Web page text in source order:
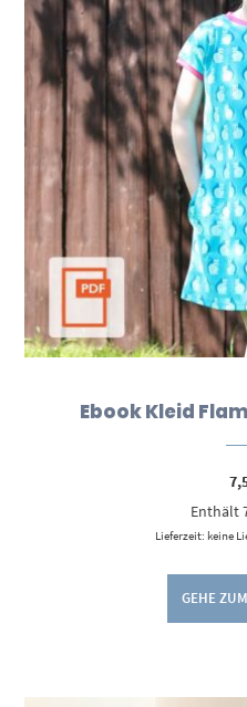
Ebook Kleid
Enthält
Lieferzeit: keine
GEHE